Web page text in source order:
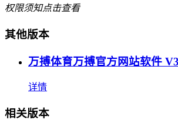
权限须知点击查看
其他版本
万搏体育万搏官方网站软件
详情
相关版本